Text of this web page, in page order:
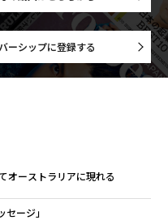
ーシップに登録する
オーストラリアに現れる
ージ」